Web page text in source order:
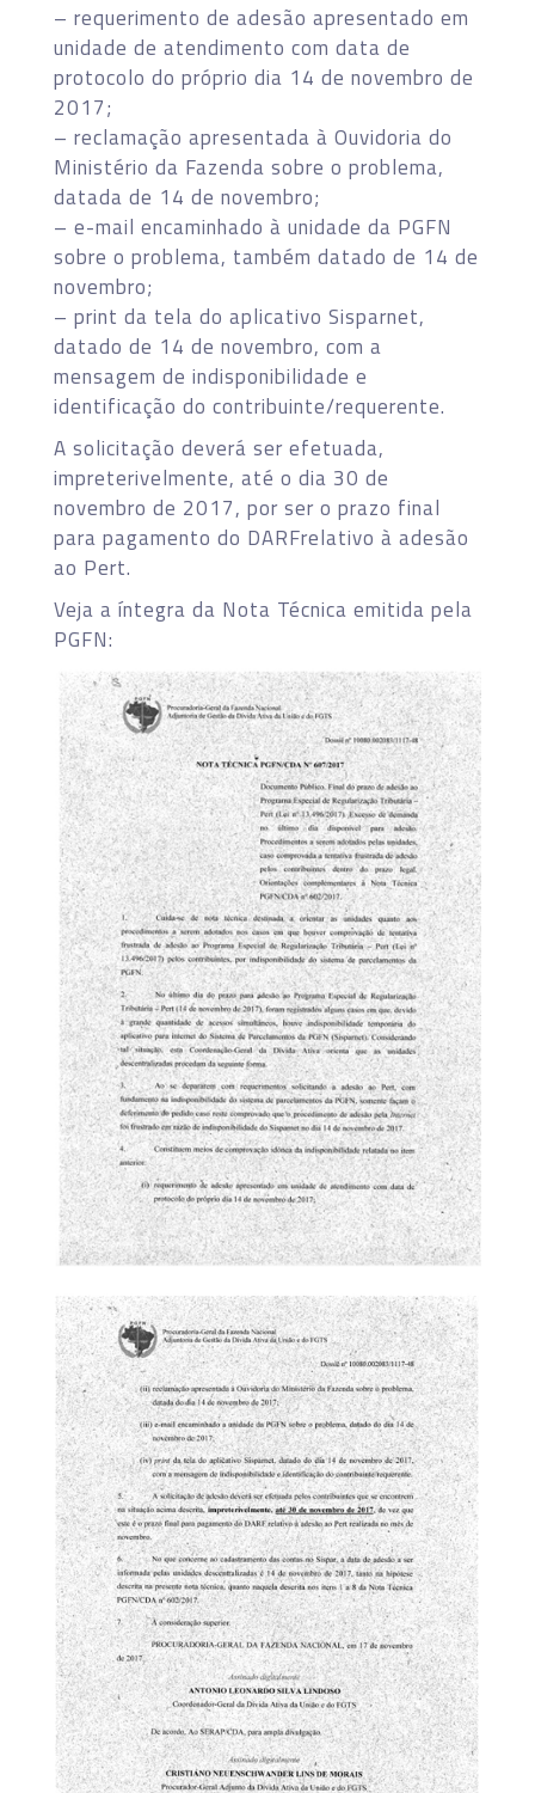
– requerimento de adesão apresentado em
unidade de atendimento com data de
protocolo do próprio dia 14 de novembro de
2017;
– reclamação apresentada à Ouvidoria do
Ministério da Fazenda sobre o problema,
datada de 14 de novembro;
– e-mail encaminhado à unidade da PGFN
sobre o problema, também datado de 14 de
novembro;
– print da tela do aplicativo Sisparnet,
datado de 14 de novembro, com a
mensagem de indisponibilidade e
identificação do contribuinte/requerente.
A solicitação deverá ser efetuada,
impreterivelmente, até o dia 30 de
novembro de 2017, por ser o prazo final
para pagamento do DARFrelativo à adesão
ao Pert.
Veja a íntegra da Nota Técnica emitida pela
PGFN: